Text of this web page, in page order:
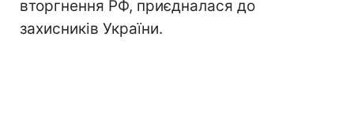
вторгнення РФ, приєдналася до
захисників України.